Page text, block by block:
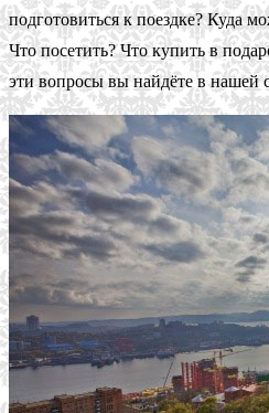
подготовиться к поездке? Куда
Что посетить? Что купить в
эти вопросы вы найдёте в нашей